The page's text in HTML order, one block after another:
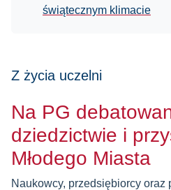
świątecznym klimacie
Z życia uczelni
Na PG
dziedzictwie i
Młodego Miasta
Naukowcy, przedsiębiorcy oraz